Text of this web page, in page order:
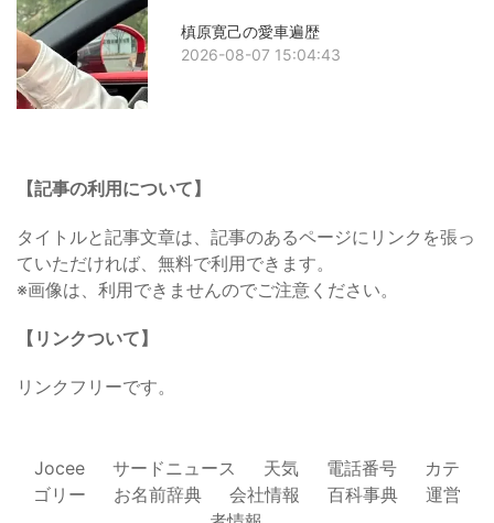
槙原寛己の愛車遍歴
2026-08-07 15:04:43
【記事の利用について】
タイトルと記事文章は、記事のあるページにリンクを張っ
ていただければ、無料で利用できます。
※画像は、利用できませんのでご注意ください。
【リンクついて】
リンクフリーです。
Jocee サードニュース 天気 電話番号
カテ
ゴリー
お名前辞典 会社情報 百科事典
運営